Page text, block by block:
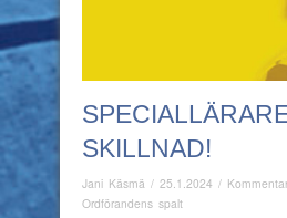
SKILLNAD!
Jani Käsmä / 25.1.2024 /
Ordförandens spalt